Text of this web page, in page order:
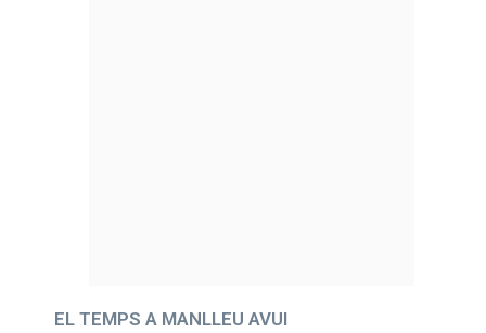
EL TEMPS A MANLLEU AVUI